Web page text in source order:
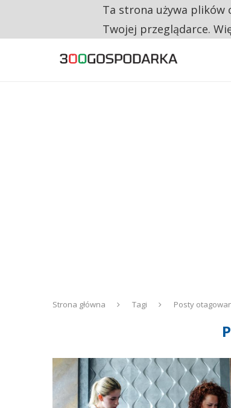
RESTRYKCJE CHIN UDERZAJĄ W
Strona główna Tagi Posty
Ta strona używa plików
Twojej przeglądarce.